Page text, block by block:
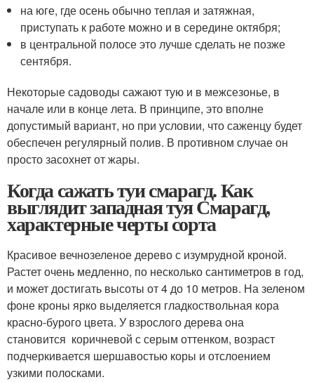
на юге, где осень обычно теплая и затяжная,
приступать к работе можно и в середине октября;
в центральной полосе это лучше сделать не позже
сентября.
Некоторые садоводы сажают тую и в межсезонье, в
начале или в конце лета. В принципе, это вполне
допустимый вариант, но при условии, что саженцу будет
обеспечен регулярный полив. В противном случае он
просто засохнет от жары.
Когда сажать туи смарагд. Как
выглядит западная туя Смарагд,
характерные черты сорта
Красивое вечнозеленое дерево с изумрудной кроной.
Растет очень медленно, по несколько сантиметров в год,
и может достигать высоты от 4 до 10 метров. На зеленом
фоне кроны ярко выделяется гладкоствольная кора
красно-бурого цвета. У взрослого дерева она
становится коричневой с серым оттенком, возраст
подчеркивается шершавостью коры и отслоением
узкими полосками.